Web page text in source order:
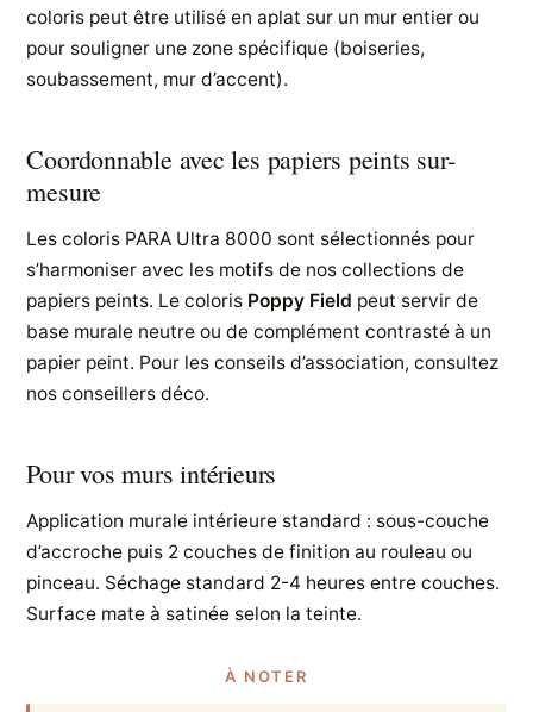
coloris peut être utilisé en aplat sur un mur entier ou
pour souligner une zone spécifique (boiseries,
soubassement, mur d’accent).
Coordonnable avec les papiers peints sur-
mesure
Les coloris PARA Ultra 8000 sont sélectionnés pour
s’harmoniser avec les motifs de nos collections de
papiers peints. Le coloris Poppy Field peut servir de
base murale neutre ou de complément contrasté à un
papier peint. Pour les conseils d’association, consultez
nos conseillers déco.
Pour vos murs intérieurs
Application murale intérieure standard : sous-couche
d’accroche puis 2 couches de finition au rouleau ou
pinceau. Séchage standard 2-4 heures entre couches.
Surface mate à satinée selon la teinte.
À NOTER